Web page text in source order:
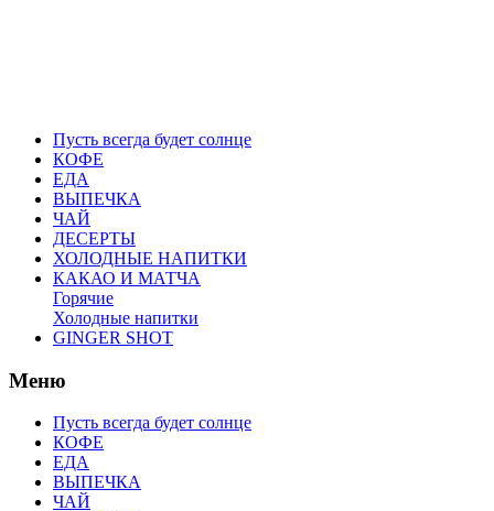
Пусть всегда будет солнце
КОФЕ
ЕДА
ВЫПЕЧКА
ЧАЙ
ДЕСЕРТЫ
ХОЛОДНЫЕ НАПИТКИ
КАКАО И МАТЧА
Горячие
Холодные напитки
GINGER SHOT
Меню
Пусть всегда будет солнце
КОФЕ
ЕДА
ВЫПЕЧКА
ЧАЙ